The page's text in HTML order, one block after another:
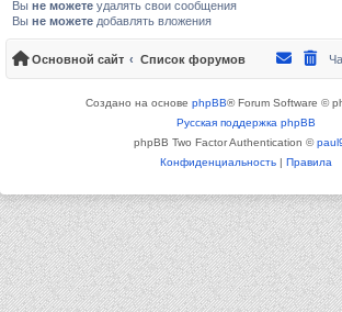
Вы не можете удалять свои сообщения
Вы не можете добавлять вложения
Основной сайт Список форумов
Создано на основе phpBB® Forum Software ©
Русская поддержка phpBB
phpBB Two Factor Authentication ©
Конфиденциальность| Правила